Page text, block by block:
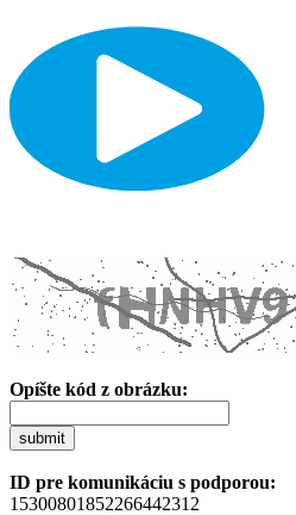
Opíšte kód z obrázku:
submit
ID pre komunikáciu s podporou:
15300801852266442312